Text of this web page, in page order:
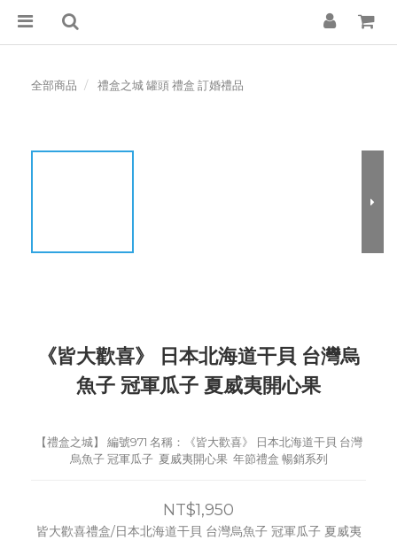
全部商品 禮盒之城 罐頭 禮盒 訂婚禮品
《皆大歡喜》 日本北海道干貝 台灣烏
魚子 冠軍瓜子 夏威夷開心果
【禮盒之城】 編號971 名稱：《皆大歡喜》 日本北海道干貝 台灣
烏魚子 冠軍瓜子  夏威夷開心果  年節禮盒 暢銷系列
NT$1,950
皆大歡喜禮盒/日本北海道干貝 台灣烏魚子 冠軍瓜子 夏威夷